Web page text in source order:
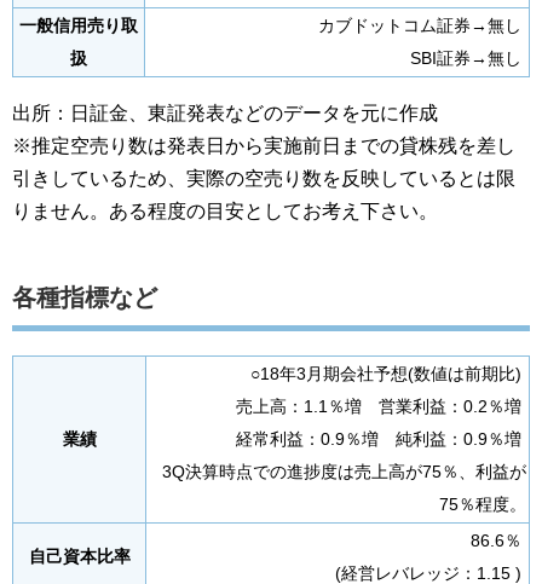
一般信用売り取
扱
カブドットコム証券→無し
SBI証券→無し
出所：日証金、東証発表などのデータを元に作成
※推定空売り数は発表日から実施前日までの貸株残を差し
引きしているため、実際の空売り数を反映しているとは限
りません。ある程度の目安としてお考え下さい。
各種指標など
業績
○18年3月期会社予想(数値は前期比)
売上高：1.1％増 営業利益：0.2％増
経常利益：0.9％増 純利益：0.9％増
3Q決算時点での進捗度は売上高が75％、利益が
75％程度。
自己資本比率
86.6％
(経営レバレッジ：1.15 )